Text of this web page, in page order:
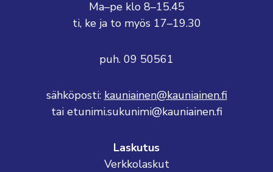
Ma–pe klo 8–15.45
ti, ke ja to myös 17–19.30
puh. 09 50561
sähköposti: kauniainen@kauniainen.fi
tai etunimi.sukunimi@kauniainen.fi
Laskutus
Verkkolaskut